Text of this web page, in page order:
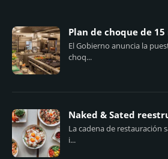
Plan de choque de
El Gobierno anuncia la
choq...
Naked & Sated
La cadena de restauración
i...